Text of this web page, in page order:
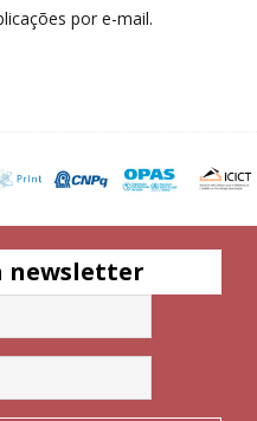
por e-mail.
newsletter